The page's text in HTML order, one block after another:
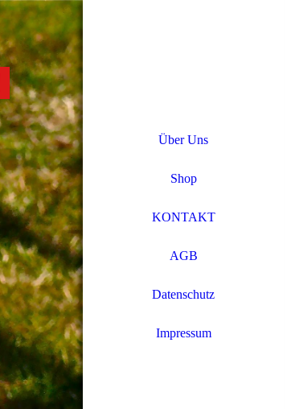
Über Uns
Shop
KONTAKT
AGB
Datenschutz
Impressum